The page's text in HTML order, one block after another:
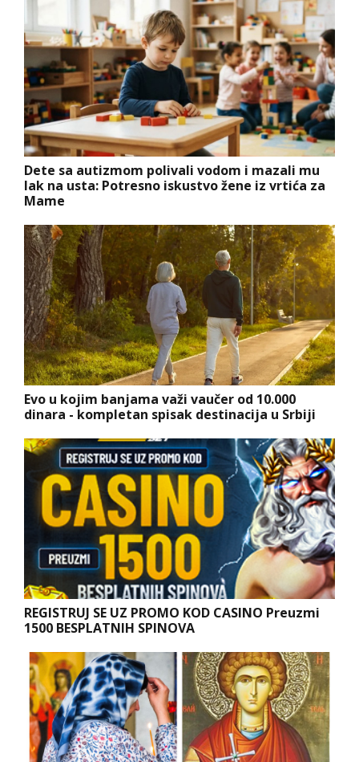
Dete sa autizmom polivali vodom i mazali mu
lak na usta: Potresno iskustvo žene iz vrtića za
Mame
Evo u kojim banjama važi vaučer od 10.000
dinara - kompletan spisak destinacija u Srbiji
REGISTRUJ SE UZ PROMO KOD CASINO Preuzmi
1500 BESPLATNIH SPINOVA